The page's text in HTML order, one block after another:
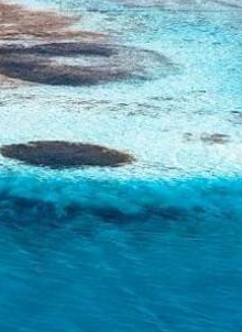
ПОСЛЕДНИЕ
Pace Pro 2:
кайте
27.07.2026
Выбор
к
15.07.2026